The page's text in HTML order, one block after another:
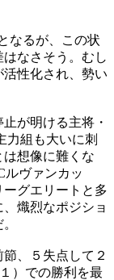
なるが、この状
なさそう。むし
性化され、勢い
が明ける主将・
力組も大いに刺
想像に難くな
ルヴァンカッ
グエリートと多
熾烈なポジショ
、５失点して２
）での勝利を最